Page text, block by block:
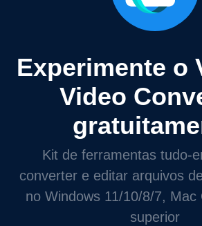
Experimente o
Video
Kit de ferramentas tudo-
converter e editar arquivos
no Windows 11/10/8/7, Mac
superior